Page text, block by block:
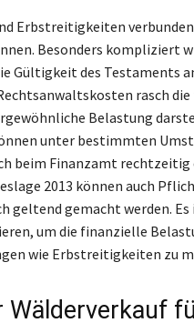
Erbstreitigkeiten
Besonders kompliziert
Gültigkeit des Testaments
rasch
Belastung
unter bestimmten
beim Finanzamt
2013 können auch
geltend gemacht werden.
um die finanzielle
wie Erbstreitigkeiten zu
Wälderverkauf